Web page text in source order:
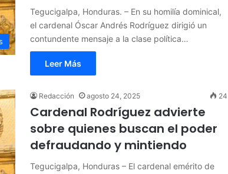
Tegucigalpa, Honduras. – En su homilía dominical,
el cardenal Óscar Andrés Rodríguez dirigió un
contundente mensaje a la clase política…
Leer Más
Redacción agosto 24, 2025 24
Cardenal Rodríguez advierte
sobre quienes buscan el poder
defraudando y mintiendo
Tegucigalpa, Honduras – El cardenal emérito de